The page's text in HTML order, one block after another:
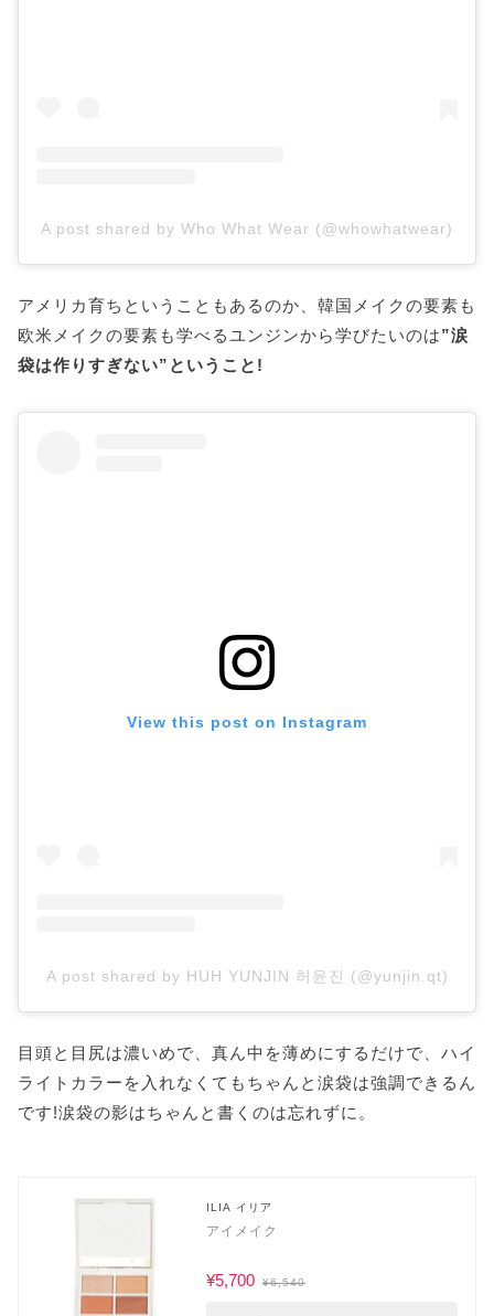
A post shared by Who What Wear (@whowhatwear)
アメリカ育ちということもあるのか、韓国メイクの要素も
欧米メイクの要素も学べるユンジンから学びたいのは”涙
袋は作りすぎない”ということ!
View this post on Instagram
A post shared by HUH YUNJIN 허윤진 (@yunjin.qt)
目頭と目尻は濃いめで、真ん中を薄めにするだけで、ハイ
ライトカラーを入れなくてもちゃんと涙袋は強調できるん
です!涙袋の影はちゃんと書くのは忘れずに。
ILIA イリア
アイメイク
¥5,700 ¥6,540